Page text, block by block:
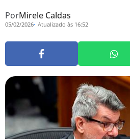
PorMirele Caldas
05/02/2026 Atualizado às 16:52